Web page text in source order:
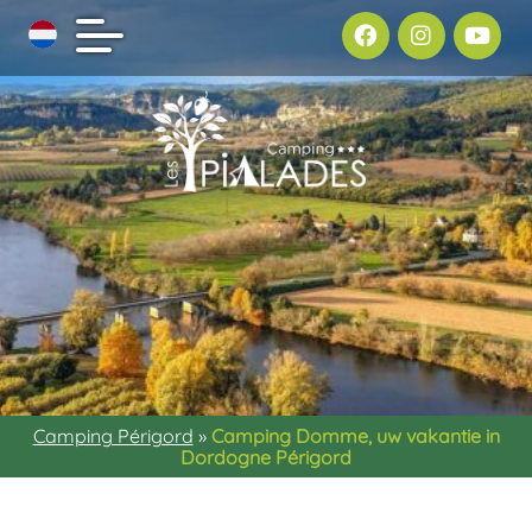
Camping Périgord » Camping Domme, uw vakantie in
Dordogne Périgord